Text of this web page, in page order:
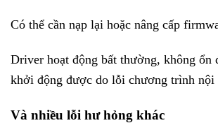
Có thể cần nạp lại hoặc nâng cấp
Driver hoạt động bất thường, không ổn
khởi động được do lỗi chương trình nội
Và nhiều lỗi hư hỏng khác